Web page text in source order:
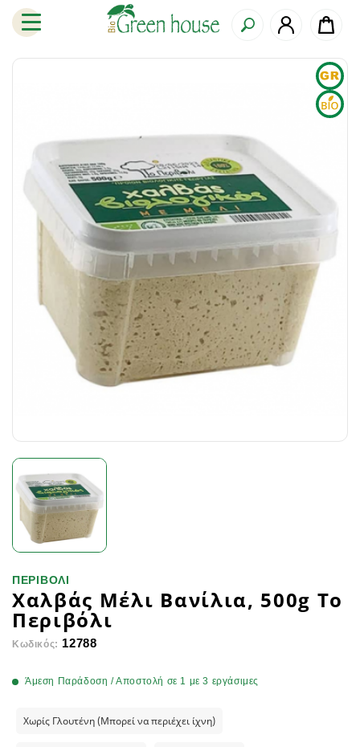
ΠΕΡΙΒΟΛΙ
Χαλβάς Μέλι Βανίλια, 500g Το
Περιβόλι
Κωδικός: 12788
Άμεση Παράδοση / Αποστολή σε 1 με 3 εργάσιμες
Χωρίς Γλουτένη (Μπορεί να περιέχει ίχνη)